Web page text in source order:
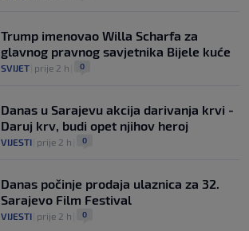
Trump imenovao Willa Scharfa za
glavnog pravnog savjetnika Bijele kuće
SVIJET prije 2 h 0
Danas u Sarajevu akcija darivanja krvi -
Daruj krv, budi opet njihov heroj
VIJESTI prije 2 h 0
Danas počinje prodaja ulaznica za 32.
Sarajevo Film Festival
VIJESTI prije 2 h 0